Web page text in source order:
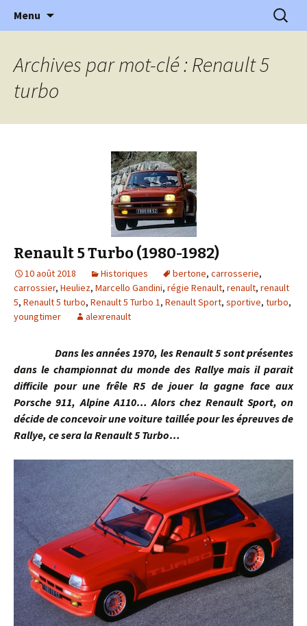
l'Automobile Ancienne
l'automobile ancienne : articles, historiques
…
Menu
Archives par mot-clé : Renault 5
turbo
Renault 5 Turbo (1980-1982)
10 août 2018 Historiques bertone, carrosserie,
carrossier, Heuliez, Marcello Gandini, régie Renault, renault, renault
5, Renault 5 turbo, Renault 5 Turbo 1, Renault Sport, sportive, turbo,
youngtimer
alexrenault
Dans les années 1970, les Renault 5 sont présentes
dans le championnat du monde des Rallye mais il parait
difficile pour une frêle R5 de jouer la gagne face aux
Porsche 911, Alpine A110… Alors chez Renault Sport, on
décide de concevoir une voiture taillée pour les épreuves de
Rallye, ce sera la Renault 5 Turbo…